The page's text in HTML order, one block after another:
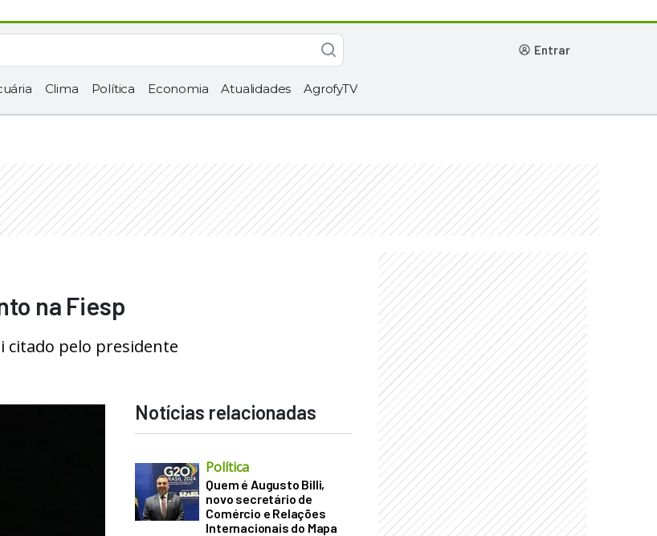
entrar
Clima Política Economia Atualidades AgrofyTV
na Fiesp
citado pelo presidente
Notícias relacionadas
Política
Quem é Augusto Billi,
novo secretário de
Comércio e Relações
Internacionais do Mapa